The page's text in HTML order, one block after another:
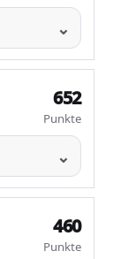
652
Punkte
460
Punkte